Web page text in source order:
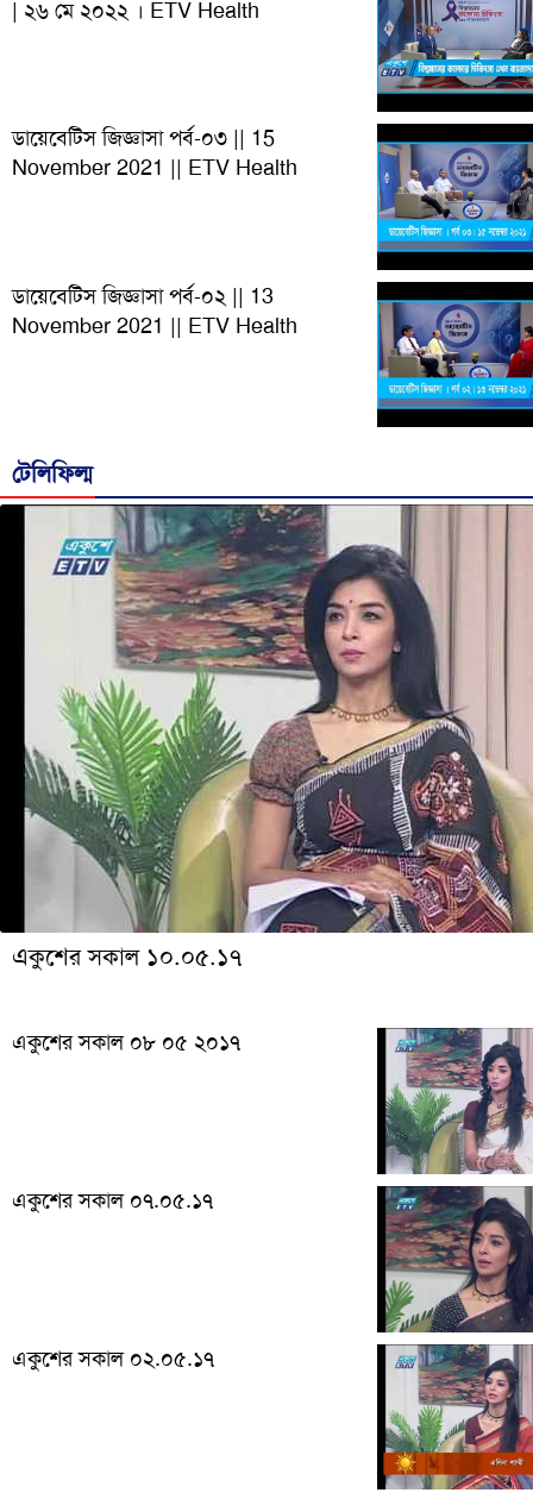
| ২৬ মে ২০২২ । ETV Health
ডায়েবেটিস জিজ্ঞাসা পর্ব-০৩ || 15
November 2021 || ETV Health
ডায়েবেটিস জিজ্ঞাসা পর্ব-০২ || 13
November 2021 || ETV Health
টেলিফিল্ম
একুশের সকাল ১০.০৫.১৭
একুশের সকাল ০৮ ০৫ ২০১৭
একুশের সকাল ০৭.০৫.১৭
একুশের সকাল ০২.০৫.১৭